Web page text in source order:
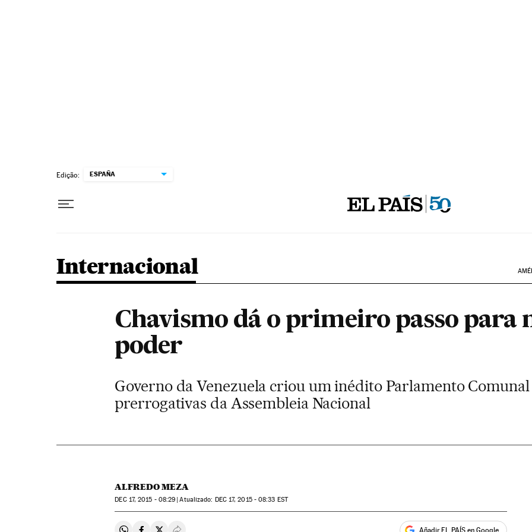
Edição: ESPAÑA
Internacional
Chavismo dá o primeiro passo para
poder
Governo da Venezuela criou um inédito Parlamento
prerrogativas da Assembleia Nacional
ALFREDO MEZA
DEC17, 2015 - 08:29 atualizado: DEC17, 2015 - 08:33 EST
Añadir EL PAÍS en Google